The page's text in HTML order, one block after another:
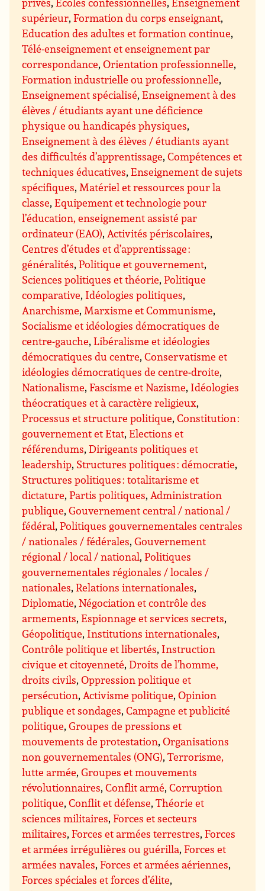
supérieur,Formation du corps enseignant,
Education des adultes et formation continue,
Télé-enseignement et enseignement par
correspondance,Orientation professionnelle,
Formation industrielle ou professionnelle,
Enseignement spécialisé,Enseignement à des
élèves / étudiants ayant une déficience
physique ou handicapés physiques,
Enseignement à des élèves / étudiants ayant
des difficultés d’apprentissage,Compétences et
techniques éducatives,Enseignement de sujets
spécifiques,Matériel et ressources pour la
classe,Equipement et technologie pour
l’éducation, enseignement assisté par
ordinateur (EAO),Activités périscolaires,
Centres d’études et d’apprentissage :
généralités,Politique et gouvernement,
Sciences politiques et théorie,Politique
comparative, Idéologies politiques,
Anarchisme,Marxisme et Communisme,
Socialisme et idéologies démocratiques de
centre-gauche,Libéralisme et idéologies
démocratiques du centre,Conservatisme et
idéologies démocratiques de centre-droite,
Nationalisme,Fascisme et Nazisme, Idéologies
théocratiques et à caractère religieux,
Processus et structure politique,Constitution :
gouvernement et Etat,Elections et
référendums,Dirigeants politiques et
leadership, Structures politiques : démocratie,
Structures politiques : totalitarisme et
dictature,Partis politiques,Administration
publique,Gouvernement central / national /
fédéral,Politiques gouvernementales centrales
/ nationales / fédérales,Gouvernement
régional / local / national,Politiques
gouvernementales régionales / locales /
nationales,Relations internationales,
Diplomatie,Négociation et contrôle des
armements,Espionnage et services secrets,
Géopolitique, Institutions internationales,
Contrôle politique et libertés, Instruction
civique et citoyenneté,Droits de l’homme,
droits civils,Oppression politique et
persécution,Activisme politique,Opinion
publique et sondages,Campagne et publicité
politique,Groupes de pressions et
mouvements de protestation,Organisations
non gouvernementales (ONG),Terrorisme,
lutte armée,Groupes et mouvements
révolutionnaires,Conflit armé,Corruption
politique,Conflit et défense,Théorie et
sciences militaires,Forces et secteurs
militaires,Forces et armées terrestres,Forces
et armées irrégulières ou guérilla,Forces et
armées navales,Forces et armées aériennes,
Forces spéciales et forces d’élite,